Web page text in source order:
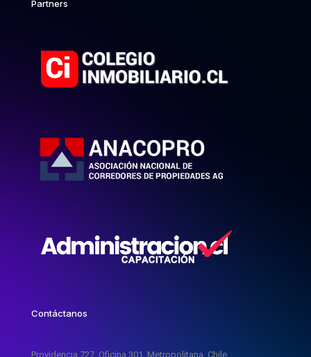
Partners
Contáctanos
Providencia 727, Oficina 301, Metropolitana, Chile